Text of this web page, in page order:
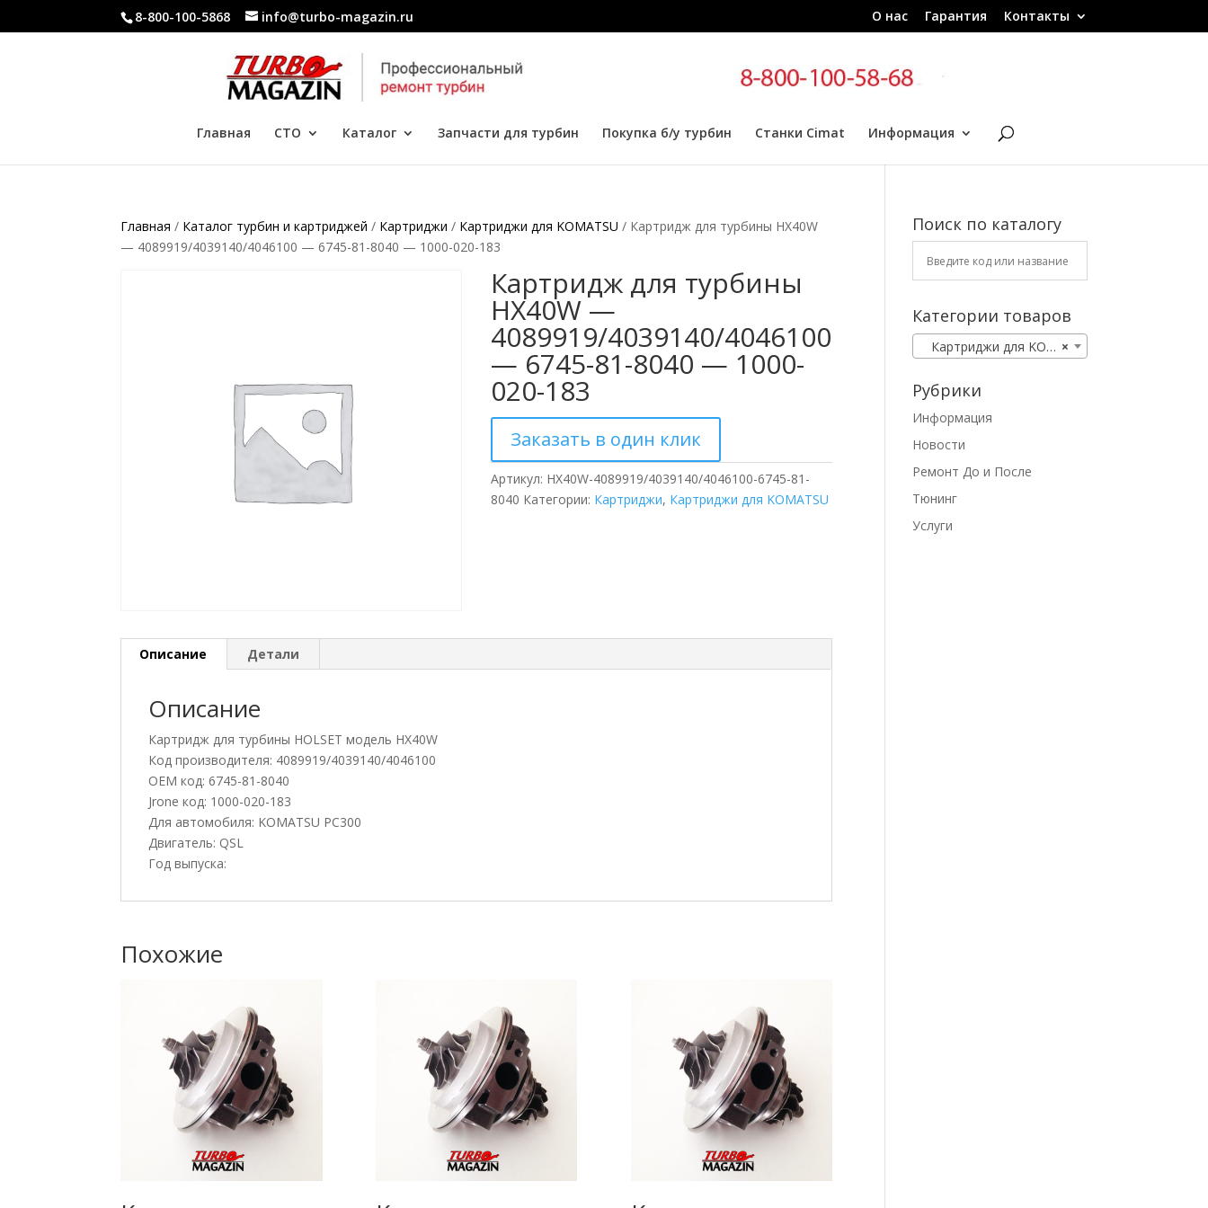
8-800-100-5868 info@turbo-magazin.ru О нас Гарантия Контакты
Главная СТО Каталог Запчасти для турбин Покупка б/у турбин Станки Cimat Информация
Главная / Каталог турбин и картриджей / Картриджи / Картриджи для KOMATSU / Картридж для турбины HX40W
— 4089919/4039140/4046100 — 6745-81-8040 — 1000-020-183
Картридж для турбины
HX40W —
4089919/4039140/4046100
— 6745-81-8040 — 1000-
020-183
Заказать в один клик
Артикул: HX40W-4089919/4039140/4046100-6745-81-
8040 Категории: Картриджи, Картриджи для KOMATSU
Описание Детали
Описание
Картридж для турбины HOLSET модель HX40W
Код производителя: 4089919/4039140/4046100
OEM код: 6745-81-8040
Jrone код: 1000-020-183
Для автомобиля: KOMATSU PC300
Двигатель: QSL
Год выпуска:
Похожие
Поиск по каталогу
Категории товаров
×
Картриджи для KOMATSU
Рубрики
Информация
Новости
Ремонт До и После
Тюнинг
Услуги